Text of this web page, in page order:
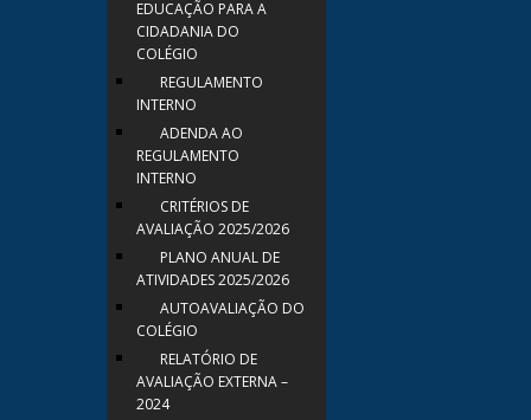
EDUCAÇÃO PARA A
CIDADANIA DO
COLÉGIO
REGULAMENTO
INTERNO
ADENDA AO
REGULAMENTO
INTERNO
CRITÉRIOS DE
AVALIAÇÃO 2025/2026
PLANO ANUAL DE
ATIVIDADES 2025/2026
AUTOAVALIAÇÃO DO
COLÉGIO
RELATÓRIO DE
AVALIAÇÃO EXTERNA –
2024